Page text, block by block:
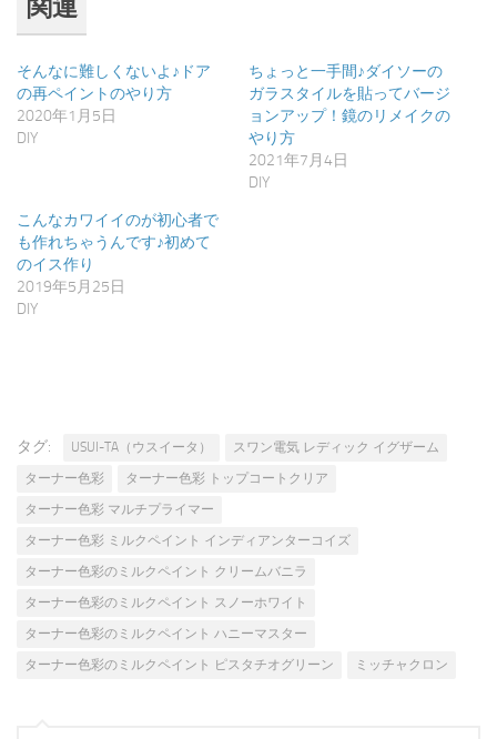
有
(新
し
ウ
ィ
ン
ド
ウ
て
く
だ
さ
い
ン
ド
ウ
で
き
ま
関連
そんなに難しくないよ♪ドア
の再ペイントのやり方
2020年1月5日
DIY
ちょっと一手間♪ダイソーの
ガラスタイルを貼ってバージ
ョンアップ！鏡のリメイクの
やり方
2021年7月4日
DIY
こんなカワイイのが初心者で
も作れちゃうんです♪初めて
のイス作り
2019年5月25日
DIY
タグ: USUI-TA（ウスイータ）
スワン電気 レディック イグザーム
ターナー色彩
ターナー色彩 トップコートクリア
ターナー色彩 マルチプライマー
ターナー色彩 ミルクペイント インディアンターコイズ
ターナー色彩のミルクペイント クリームバニラ
ターナー色彩のミルクペイント スノーホワイト
ターナー色彩のミルクペイント ハニーマスター
ターナー色彩のミルクペイント ピスタチオグリーン
ミッチャクロン